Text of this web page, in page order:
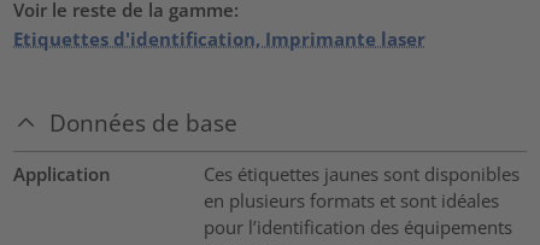
Voir le reste de la gamme:
Etiquettes d'identification, Imprimante laser
Données de base
Application
Ces étiquettes jaunes sont disponibles
en plusieurs formats et sont idéales
pour l’identification des équipements